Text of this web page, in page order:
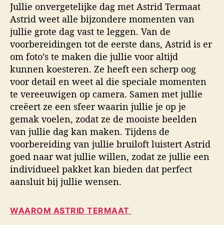
Jullie onvergetelijke dag met Astrid Termaat
Astrid weet alle bijzondere momenten van
jullie grote dag vast te leggen. Van de
voorbereidingen tot de eerste dans, Astrid is er
om foto’s te maken die jullie voor altijd
kunnen koesteren. Ze heeft een scherp oog
voor detail en weet al die speciale momenten
te vereeuwigen op camera. Samen met jullie
creëert ze een sfeer waarin jullie je op je
gemak voelen, zodat ze de mooiste beelden
van jullie dag kan maken. Tijdens de
voorbereiding van jullie bruiloft luistert Astrid
goed naar wat jullie willen, zodat ze jullie een
individueel pakket kan bieden dat perfect
aansluit bij jullie wensen.
WAAROM ASTRID TERMAAT